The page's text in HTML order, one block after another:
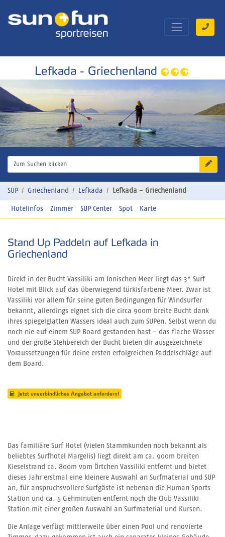
Lefkada - Griechenland
Zum Suchen klicken
SUP Griechenland Lefkada Lefkada - Griechenland
Hotelinfos Zimmer SUP Center Spot Karte
Stand Up Paddeln auf Lefkada in
Griechenland
Direkt in der Bucht Vassiliki am Ionischen Meer liegt das 3* Surf
Hotel mit Blick auf das überwiegend türkisfarbene Meer. Zwar ist
Vassiliki vor allem für seine guten Bedingungen für Windsurfer
bekannt, allerdings eignet sich die circa 900m breite Bucht dank
ihres spiegelglatten Wassers ideal auch zum SUPen. Selbst wenn du
noch nie auf einem SUP Board gestanden hast - das flache Wasser
und der große Stehbereich der Bucht bieten dir ausgezeichnete
Voraussetzungen für deine ersten erfolgreichen Paddelschläge auf
dem Board.
Jetzt unverbindliches Angebot anfordern!
Das familiäre Surf Hotel (vielen Stammkunden noch bekannt als
beliebtes Surfhotel Margelis) liegt direkt am ca. 900m breiten
Kieselstrand ca. 800m vom Örtchen Vassiliki entfernt und bietet
dieses Jahr erstmal eine kleinere Auswahl an Surfmaterial und SUP
an, für anspruchsvollere Surfgäste ist nebenan die Human Sports
Station und ca. 5 Gehminuten entfernt noch die Club Vassiliki
Station mit einer großen Auswahl an Surfmaterial und Kursen.
Die Anlage verfügt mittlerweile über einen Pool und renovierte